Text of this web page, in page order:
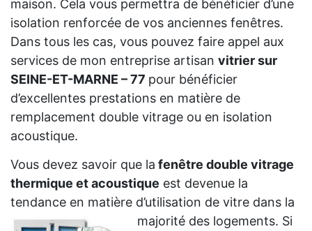
maison. Cela vous permettra de bénéficier d’une
isolation renforcée de vos anciennes fenêtres.
Dans tous les cas, vous pouvez faire appel aux
services de mon entreprise artisan vitrier sur
SEINE-ET-MARNE – 77 pour bénéficier
d’excellentes prestations en matière de
remplacement double vitrage ou en isolation
acoustique.
Vous devez savoir que la fenêtre double vitrage
thermique et acoustique est devenue la
tendance en matière d’utilisation de vitre dans la
majorité des logements. Si